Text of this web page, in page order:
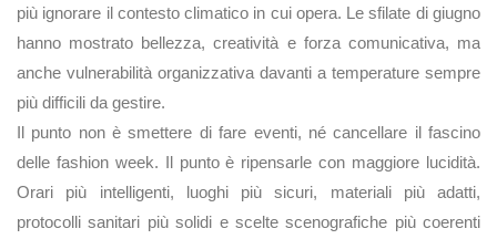
più ignorare il contesto climatico in cui opera. Le sfilate di giugno
hanno mostrato bellezza, creatività e forza comunicativa, ma
anche vulnerabilità organizzativa davanti a temperature sempre
più difficili da gestire.
Il punto non è smettere di fare eventi, né cancellare il fascino
delle fashion week. Il punto è ripensarle con maggiore lucidità.
Orari più intelligenti, luoghi più sicuri, materiali più adatti,
protocolli sanitari più solidi e scelte scenografiche più coerenti